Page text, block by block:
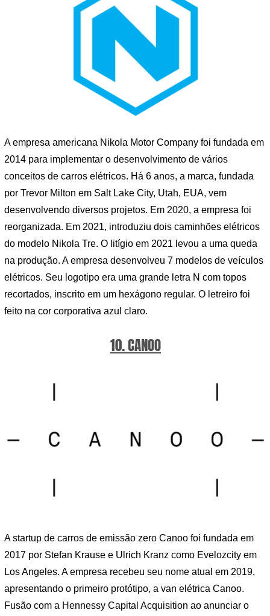
A empresa americana Nikola Motor Company foi fundada em
2014 para implementar o desenvolvimento de vários
conceitos de carros elétricos. Há 6 anos, a marca, fundada
por Trevor Milton em Salt Lake City, Utah, EUA, vem
desenvolvendo diversos projetos. Em 2020, a empresa foi
reorganizada. Em 2021, introduziu dois caminhões elétricos
do modelo Nikola Tre. O litígio em 2021 levou a uma queda
na produção. A empresa desenvolveu 7 modelos de veículos
elétricos. Seu logotipo era uma grande letra N com topos
recortados, inscrito em um hexágono regular. O letreiro foi
feito na cor corporativa azul claro.
10. CANOO
A startup de carros de emissão zero Canoo foi fundada em
2017 por Stefan Krause e Ulrich Kranz como Evelozcity em
Los Angeles. A empresa recebeu seu nome atual em 2019,
apresentando o primeiro protótipo, a van elétrica Canoo.
Fusão com a Hennessy Capital Acquisition ao anunciar o